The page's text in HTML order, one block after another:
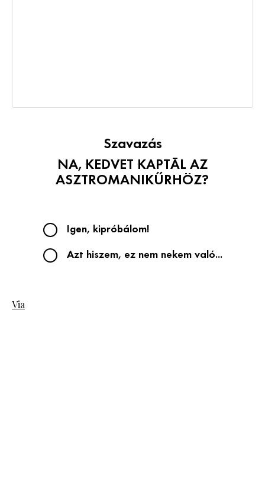
Szavazás
NA, KEDVET KAPTÁL AZ
ASZTROMANIKŰRHÖZ?
Igen, kipróbálom!
Azt hiszem, ez nem nekem való...
Via